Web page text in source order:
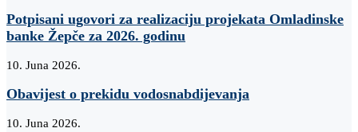
Potpisani ugovori za realizaciju projekata Omladinske
banke Žepče za 2026. godinu
10. Juna 2026.
Obavijest o prekidu vodosnabdijevanja
10. Juna 2026.